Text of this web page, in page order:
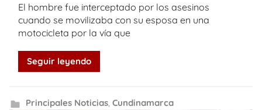
El hombre fue interceptado por los asesinos
cuando se movilizaba con su esposa en una
motocicleta por la vía que
Seguir leyendo
Principales Noticias, Cundinamarca